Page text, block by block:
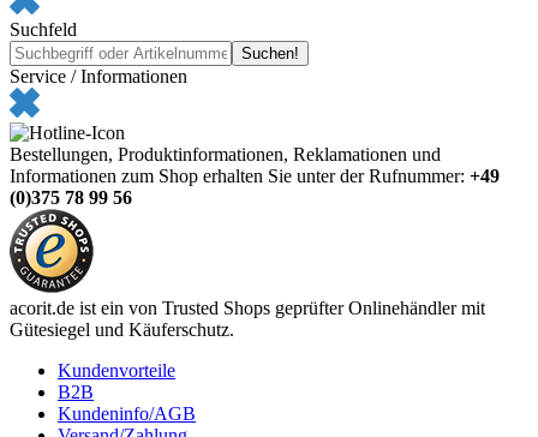
Suchfeld
Service / Informationen
Bestellungen, Produktinformationen, Reklamationen und
Informationen zum Shop erhalten Sie unter der Rufnummer: +49
(0)375 78 99 56
acorit.de ist ein von Trusted Shops geprüfter Onlinehändler mit
Gütesiegel und Käuferschutz.
Kundenvorteile
B2B
Kundeninfo/AGB